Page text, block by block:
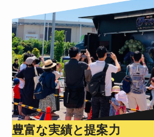
豊富な実績と提案力